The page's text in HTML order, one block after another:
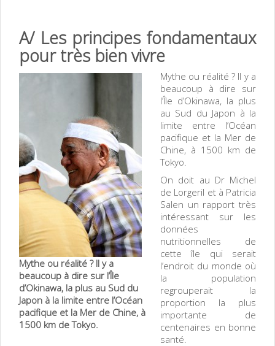
A/ Les principes fondamentaux
pour très bien vivre
Mythe ou réalité ? Il y a
beaucoup à dire sur l’Île
d’Okinawa, la plus au Sud du
Japon à la limite entre l’Océan
pacifique et la Mer de Chine, à
1500 km de Tokyo.
Mythe ou réalité ? Il y a
beaucoup à dire sur
l’Île d’Okinawa, la plus
au Sud du Japon à la
limite entre l’Océan
pacifique et la Mer de
Chine, à 1500 km de
Tokyo.
On doit au Dr Michel
de Lorgeril et à Patricia
Salen un rapport très
intéressant sur les
données
nutritionnelles de
cette île qui serait
l’endroit du monde où
la population
regrouperait la
proportion la plus
importante de
centenaires en bonne
santé.